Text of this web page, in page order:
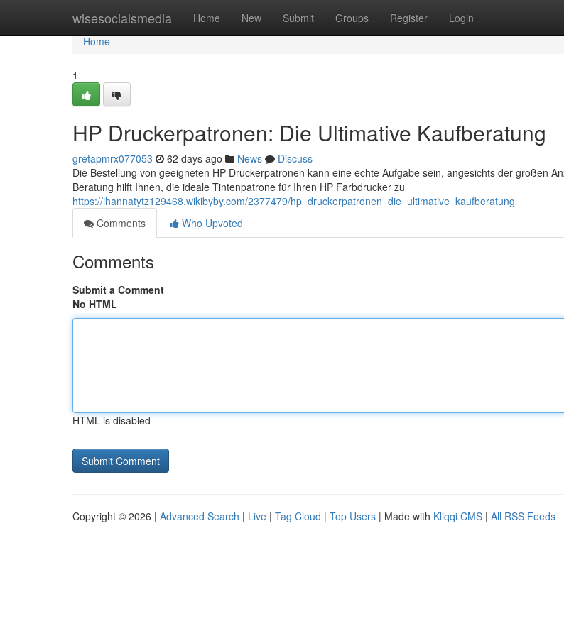
wisesocialsmedia Home New Submit Groups Register Login
Home
Home
1
HP Druckerpatronen: Die Ultimative Kaufberatung
gretapmrx077053 62 days ago News
Discuss
Die Bestellung von geeigneten HP Druckerpatronen kann eine echte Aufgabe sein, angesichts der großen
Beratung hilft Ihnen, die ideale Tintenpatrone für Ihren HP Farbdrucker zu
https://ihannatytz129468.wikibyby.com/2377479/hp_druckerpatronen_die_ultimative_kaufberatung
Comments
Who Upvoted
Comments
Submit a Comment
No HTML
HTML is disabled
Copyright © 2026 | Advanced Search | Live | Tag Cloud | Top Users | Made with Kliqqi CMS | All RSS Feeds